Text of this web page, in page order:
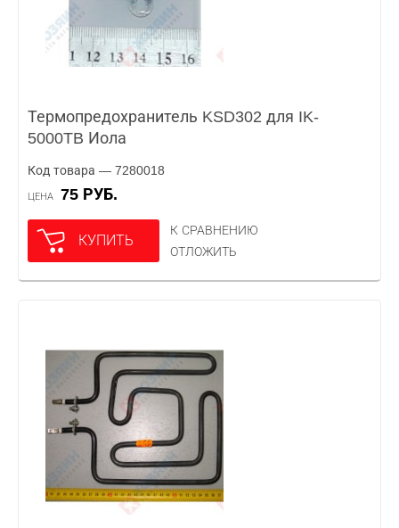
Термопредохранитель KSD302 для IK-
5000TB Иола
Код товара — 7280018
ЦЕНА 75 РУБ.
КУПИТЬ
К СРАВНЕНИЮ
ОТЛОЖИТЬ